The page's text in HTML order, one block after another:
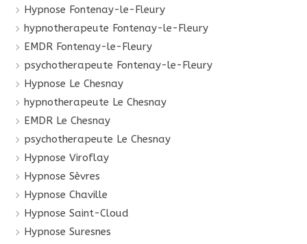
Hypnose Fontenay-le-Fleury
hypnotherapeute Fontenay-le-Fleury
EMDR Fontenay-le-Fleury
psychotherapeute Fontenay-le-Fleury
Hypnose Le Chesnay
hypnotherapeute Le Chesnay
EMDR Le Chesnay
psychotherapeute Le Chesnay
Hypnose Viroflay
Hypnose Sèvres
Hypnose Chaville
Hypnose Saint-Cloud
Hypnose Suresnes